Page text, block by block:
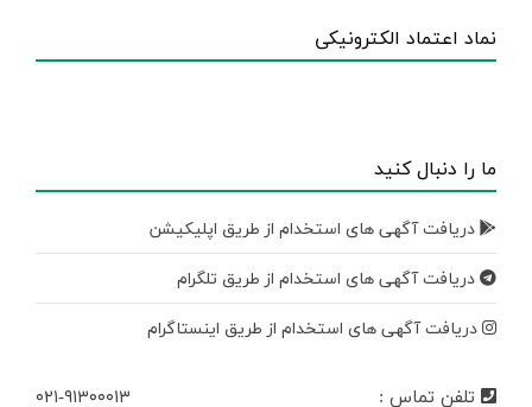
نماد اعتماد الکترونیکی
ما را دنبال کنید
دریافت آگهی های استخدام از طریق اپلیکیشن
دریافت آگهی های استخدام از طریق تلگرام
دریافت آگهی های استخدام از طریق اینستاگرام
تلفن تماس : ۰۲۱-۹۱۳۰۰۰۱۳